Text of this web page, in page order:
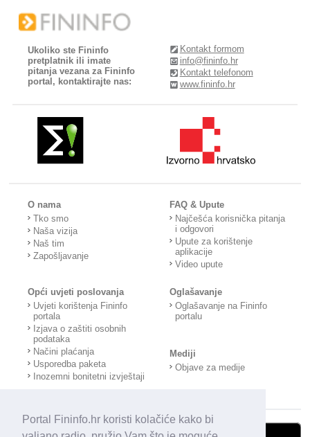
Portal Fininfo.hr koristi kolačiće kako bi
Ukoliko ste Fininfo
pretplatnik ili imate
pitanja vezana za Fininfo
portal, kontaktirajte nas:
Kontakt formom
info@fininfo.hr
Kontakt telefonom
www.fininfo.hr
O nama
Tko smo
Naša vizija
Naš tim
Zapošljavanje
FAQ & Upute
Najčešća korisnička pitanja
i odgovori
Upute za korištenje
aplikacije
Video upute
Opći uvjeti poslovanja
Uvjeti korištenja Fininfo
portala
Izjava o zaštiti osobnih
podataka
Načini plaćanja
Usporedba paketa
Inozemni bonitetni izvještaji
Oglašavanje
Oglašavanje na Fininfo
portalu
Mediji
Objave za medije